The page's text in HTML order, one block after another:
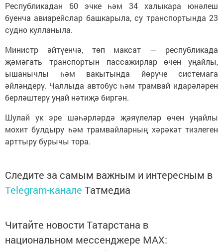
Республикадан 60 эчке һәм 34 халыкара юнәлеш
буенча авиарейслар башкарыла, су транспортында 23
судно кулланыла.
Министр әйтүенчә, төп максат — республикада
җәмәгать транспортын пассажирлар өчен уңайлы,
ышанычлы һәм вакытында йөрүче системага
әйләндерү. Чаллыда автобус һәм трамвай идарәләрен
берләштерү уңай нәтиҗә биргән.
Шулай ук эре шәһәрләрдә җәяүлеләр өчен уңайлы
мохит булдыру һәм трамвайларның хәрәкәт тизлеген
арттыру бурычы тора.
Следите за самым важным и интересным в
Telegram-канале Татмедиа
Читайте новости Татарстана в
национальном мессенджере MАХ: